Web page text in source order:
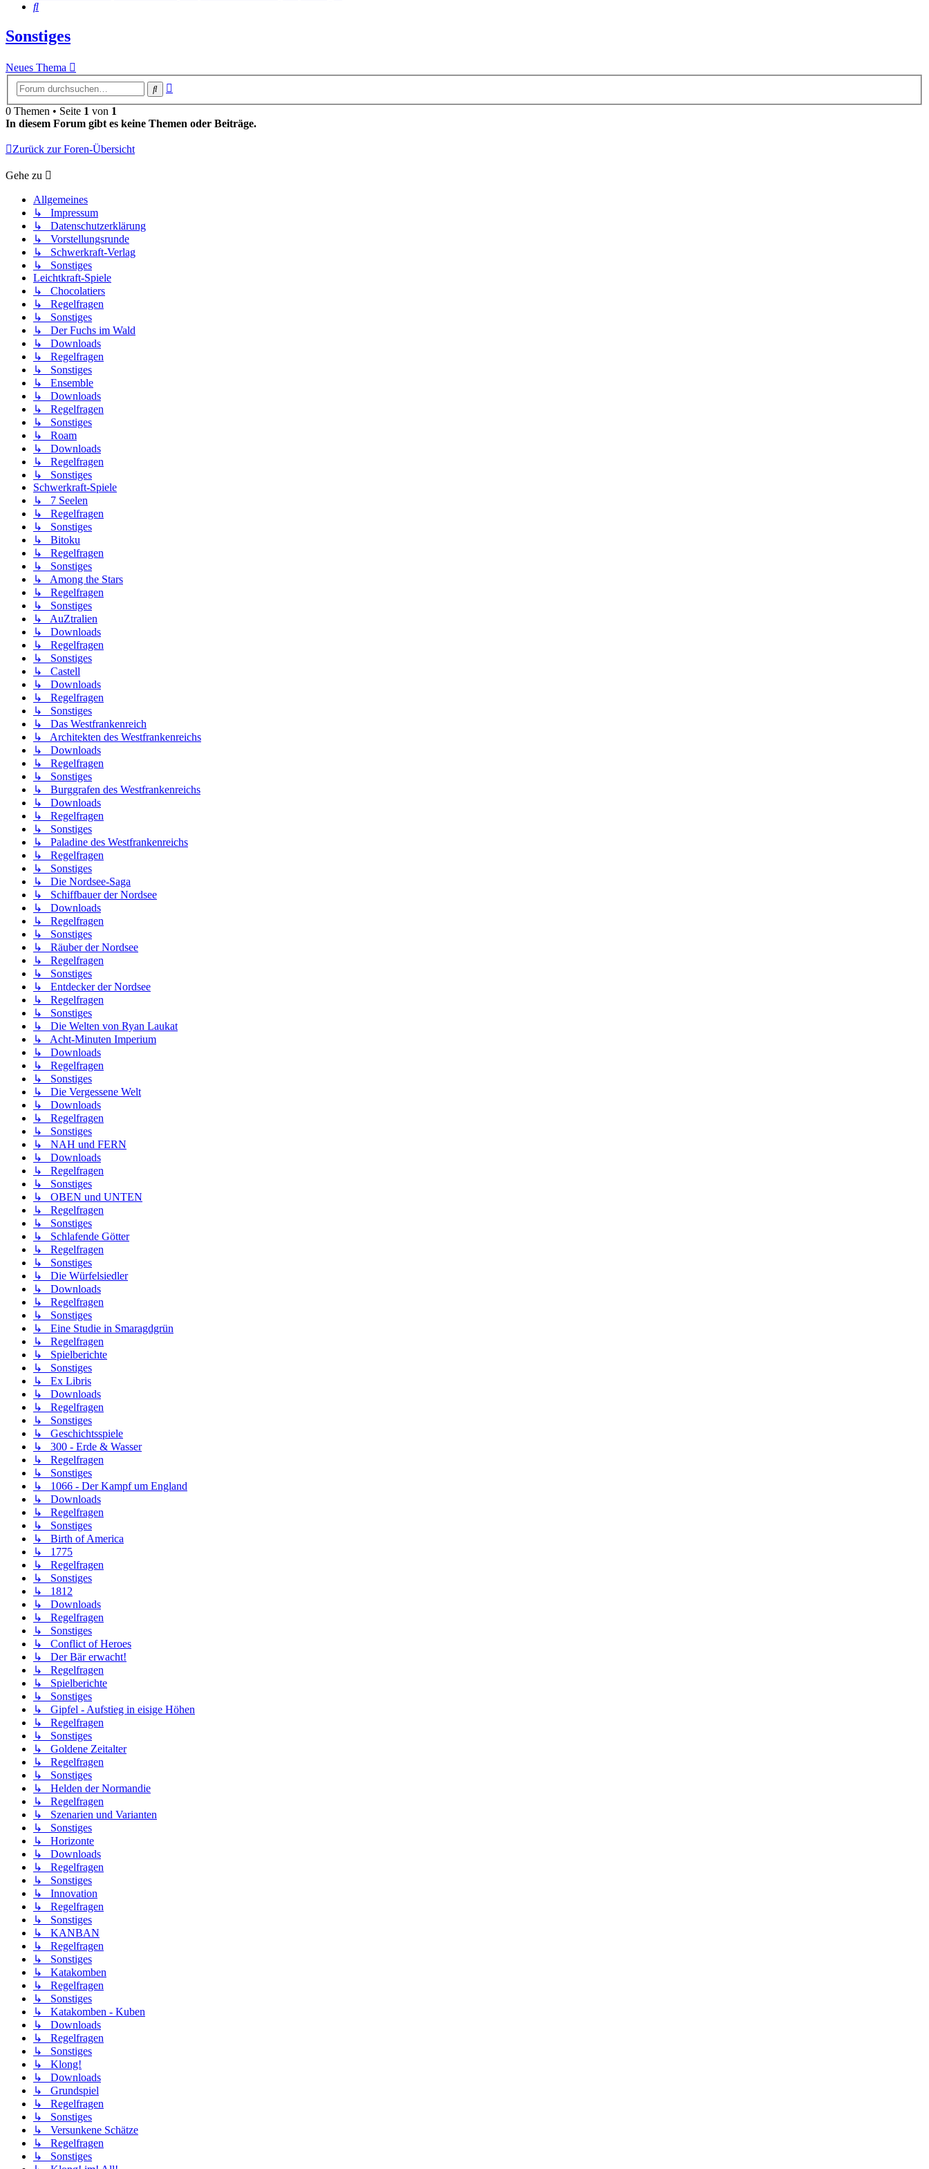
Suche
Sonstiges
Neues Thema
Suche
0 Themen • Seite 1 von 1
In diesem Forum gibt es keine Themen oder Beiträge.
Zurück zur Foren-Übersicht
Gehe zu
Allgemeines
↳ Impressum
↳ Datenschutzerklärung
↳ Vorstellungsrunde
↳ Schwerkraft-Verlag
↳ Sonstiges
Leichtkraft-Spiele
↳ Chocolatiers
↳ Regelfragen
↳ Sonstiges
↳ Der Fuchs im Wald
↳ Downloads
↳ Regelfragen
↳ Sonstiges
↳ Ensemble
↳ Downloads
↳ Regelfragen
↳ Sonstiges
↳ Roam
↳ Downloads
↳ Regelfragen
↳ Sonstiges
Schwerkraft-Spiele
↳ 7 Seelen
↳ Regelfragen
↳ Sonstiges
↳ Bitoku
↳ Regelfragen
↳ Sonstiges
↳ Among the Stars
↳ Regelfragen
↳ Sonstiges
↳ AuZtralien
↳ Downloads
↳ Regelfragen
↳ Sonstiges
↳ Castell
↳ Downloads
↳ Regelfragen
↳ Sonstiges
↳ Das Westfrankenreich
↳ Architekten des Westfrankenreichs
↳ Downloads
↳ Regelfragen
↳ Sonstiges
↳ Burggrafen des Westfrankenreichs
↳ Downloads
↳ Regelfragen
↳ Sonstiges
↳ Paladine des Westfrankenreichs
↳ Regelfragen
↳ Sonstiges
↳ Die Nordsee-Saga
↳ Schiffbauer der Nordsee
↳ Downloads
↳ Regelfragen
↳ Sonstiges
↳ Räuber der Nordsee
↳ Regelfragen
↳ Sonstiges
↳ Entdecker der Nordsee
↳ Regelfragen
↳ Sonstiges
↳ Die Welten von Ryan Laukat
↳ Acht-Minuten Imperium
↳ Downloads
↳ Regelfragen
↳ Sonstiges
↳ Die Vergessene Welt
↳ Downloads
↳ Regelfragen
↳ Sonstiges
↳ NAH und FERN
↳ Downloads
↳ Regelfragen
↳ Sonstiges
↳ OBEN und UNTEN
↳ Regelfragen
↳ Sonstiges
↳ Schlafende Götter
↳ Regelfragen
↳ Sonstiges
↳ Die Würfelsiedler
↳ Downloads
↳ Regelfragen
↳ Sonstiges
↳ Eine Studie in Smaragdgrün
↳ Regelfragen
↳ Spielberichte
↳ Sonstiges
↳ Ex Libris
↳ Downloads
↳ Regelfragen
↳ Sonstiges
↳ Geschichtsspiele
↳ 300 - Erde & Wasser
↳ Regelfragen
↳ Sonstiges
↳ 1066 - Der Kampf um England
↳ Downloads
↳ Regelfragen
↳ Sonstiges
↳ Birth of America
↳ 1775
↳ Regelfragen
↳ Sonstiges
↳ 1812
↳ Downloads
↳ Regelfragen
↳ Sonstiges
↳ Conflict of Heroes
↳ Der Bär erwacht!
↳ Regelfragen
↳ Spielberichte
↳ Sonstiges
↳ Gipfel - Aufstieg in eisige Höhen
↳ Regelfragen
↳ Sonstiges
↳ Goldene Zeitalter
↳ Regelfragen
↳ Sonstiges
↳ Helden der Normandie
↳ Regelfragen
↳ Szenarien und Varianten
↳ Sonstiges
↳ Horizonte
↳ Downloads
↳ Regelfragen
↳ Sonstiges
↳ Innovation
↳ Regelfragen
↳ Sonstiges
↳ KANBAN
↳ Regelfragen
↳ Sonstiges
↳ Katakomben
↳ Regelfragen
↳ Sonstiges
↳ Katakomben - Kuben
↳ Downloads
↳ Regelfragen
↳ Sonstiges
↳ Klong!
↳ Downloads
↳ Grundspiel
↳ Regelfragen
↳ Sonstiges
↳ Versunkene Schätze
↳ Regelfragen
↳ Sonstiges